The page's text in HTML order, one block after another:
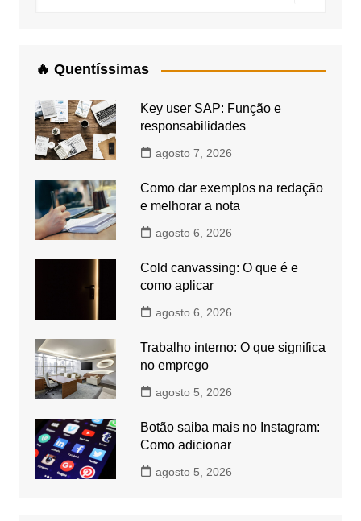
🔥 Quentíssimas
Key user SAP: Função e
responsabilidades
agosto 7, 2026
Como dar exemplos na redação
e melhorar a nota
agosto 6, 2026
Cold canvassing: O que é e
como aplicar
agosto 6, 2026
Trabalho interno: O que significa
no emprego
agosto 5, 2026
Botão saiba mais no Instagram:
Como adicionar
agosto 5, 2026